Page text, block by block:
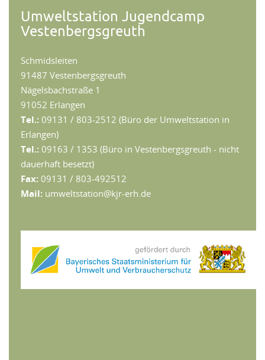
Umweltstation Jugendcamp
Vestenbergsgreuth
Schmidsleiten
91487 Vestenbergsgreuth
Nägelsbachstraße 1
91052 Erlangen
Tel.: 09131 / 803-2512 (Büro der Umweltstation in
Erlangen)
Tel.: 09163 / 1353 (Büro in Vestenbergsgreuth - nicht
dauerhaft besetzt)
Fax: 09131 / 803-492512
Mail: umweltstation@kjr-erh.de